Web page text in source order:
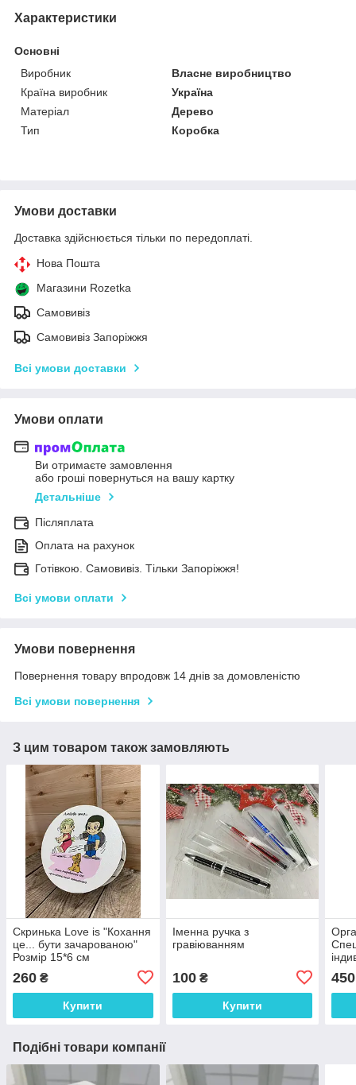
Характеристики
Основні
Виробник
Власне виробництво
Країна виробник
Україна
Матеріал
Дерево
Тип
Коробка
Умови доставки
Доставка здійснюється тільки по передоплаті.
Нова Пошта
Магазини Rozetka
Самовивіз
Самовивіз Запоріжжя
Всі умови доставки
Умови оплати
Ви отримаєте замовлення
або гроші повернуться на вашу картку
Детальніше
Післяплата
Оплата на рахунок
Готівкою. Самовивіз. Тільки Запоріжжя!
Всі умови оплати
Умови повернення
Повернення товару впродовж 14 днів за домовленістю
Всі умови повернення
З цим товаром також замовляють
Скринька Love is "Кохання
це... бути зачарованою"
Розмір 15*6 см
260 ₴
Купити
Іменна ручка з
гравіюванням
100₴
Купити
450
Подібні товари компанії